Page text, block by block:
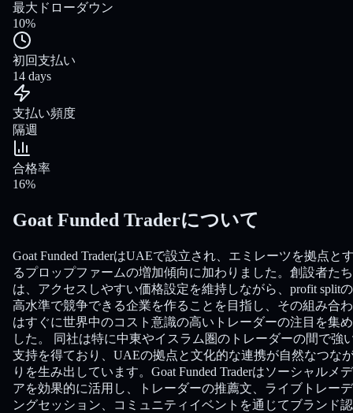
最大ドローダウン
10%
初回支払い
14 days
支払い頻度
隔週
合格率
16%
Goat Funded Traderについて
Goat Funded TraderはUAEで設立され、エミレーツを拠点と
るプロップファームの増加傾向に加わりました。創設者たち
は、アクセスしやすい価格設定を維持しながら、profit split
高水準で競争できる企業を作ることを目指し、その組み合
はすぐに世界中のコスト意識の高いトレーダーの注目を集
した。 同社は特に中東やイスラム圏のトレーダーの間で強
支持を得ており、UAEの拠点と文化的な連携が自然なつな
りを生み出しています。Goat Funded Traderはソーシャルメ
アを効果的に活用し、トレーダーの推薦文、ライブトレー
ングセッション、コミュニティイベントを通じてブランド